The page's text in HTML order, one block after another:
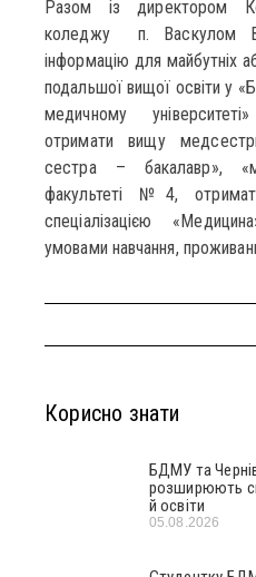
Разом із директором
коледжу п. Васкулом
інформацію для майбутніх
подальшої вищої освіти у
медичному
отримати вищу
сестра – бакалавр»,
факультеті №4,
спеціалізацією
умовами навчання,
Корисно знати
БДМУ та
розширюють
й освіти
05.08.2026